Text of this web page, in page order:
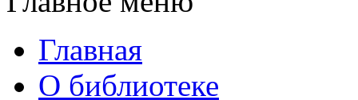
Главная
О библиотеке